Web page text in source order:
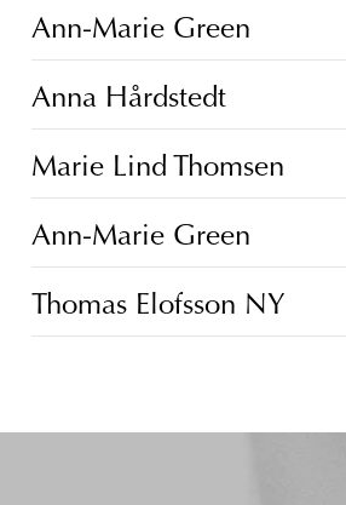
Ann-Marie Green
Anna Hårdstedt
Marie Lind Thomsen
Ann-Marie Green
Thomas Elofsson NY